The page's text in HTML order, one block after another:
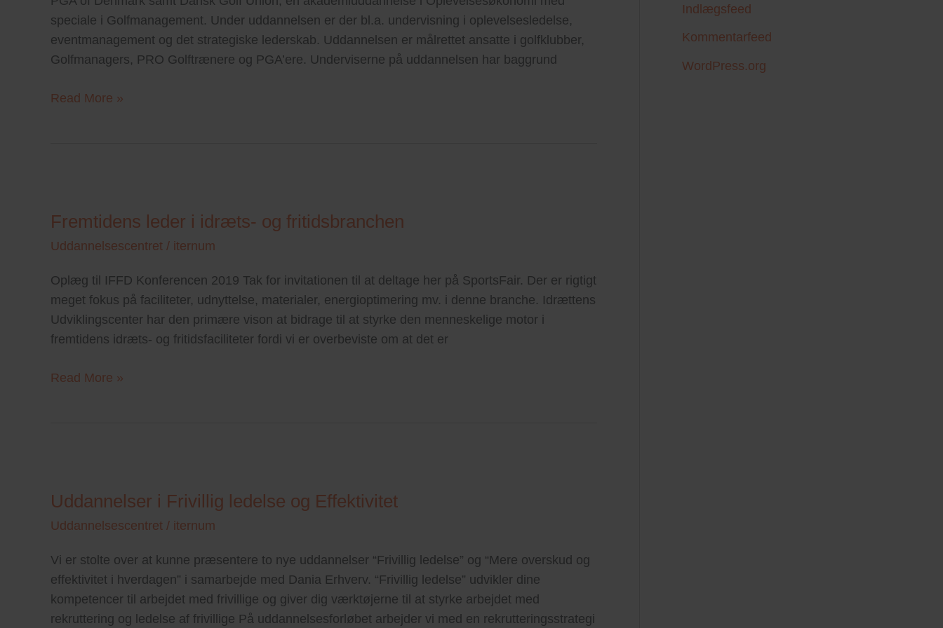
speciale i Golfmanagement. Under uddannelsen er der bl.a. undervisning i oplevelsesledelse,
eventmanagement og det strategiske lederskab. Uddannelsen er målrettet ansatte i golfklubber,
Golfmanagers, PRO Golftrænere og PGA’ere. Underviserne på uddannelsen har baggrund
Read More »
Fremtidens leder i idræts- og fritidsbranchen
Uddannelsescentret / iternum
Oplæg til IFFD Konferencen 2019 Tak for invitationen til at deltage her på SportsFair. Der er rigtigt
meget fokus på faciliteter, udnyttelse, materialer, energioptimering mv. i denne branche. Idrættens
Udviklingscenter har den primære vison at bidrage til at styrke den menneskelige motor i
fremtidens idræts- og fritidsfaciliteter fordi vi er overbeviste om at det er
idræts-
fritidsbranchen
Read More »
Uddannelser i Frivillig ledelse og Effektivitet
Uddannelsescentret / iternum
Vi er stolte over at kunne præsentere to nye uddannelser “Frivillig ledelse” og “Mere overskud og
effektivitet i hverdagen” i samarbejde med Dania Erhverv. “Frivillig ledelse” udvikler dine
kompetencer til arbejdet med frivillige og giver dig værktøjerne til at styrke arbejdet med
rekruttering og ledelse af frivillige På uddannelsesforløbet arbejder vi med en rekrutteringsstrategi
Frivillig
ledelse
Effektivitet
Indlægsfeed
Kommentarfeed
WordPress.org